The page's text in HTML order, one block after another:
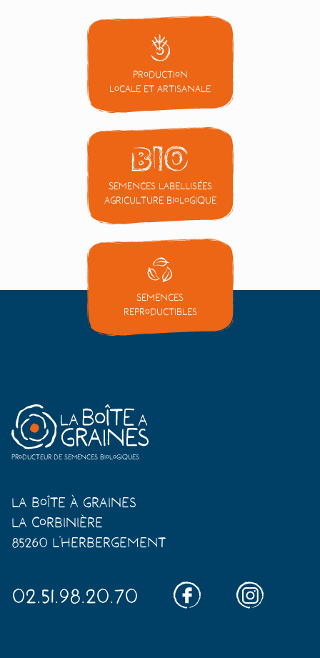
Production
locale et artisanale
Semences labellisées
Agriculture Biologique
Semences
reproductibles
Producteur de semences biologiques
La Boîte à Graines
La Corbinière
85260 L'Herbergement
02.51.98.20.70